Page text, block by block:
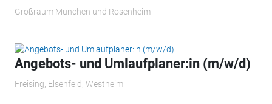
Großraum München und Rosenheim
Angebots- und Umlaufplaner:in (m/w/d)
Freising, Elsenfeld, Westheim